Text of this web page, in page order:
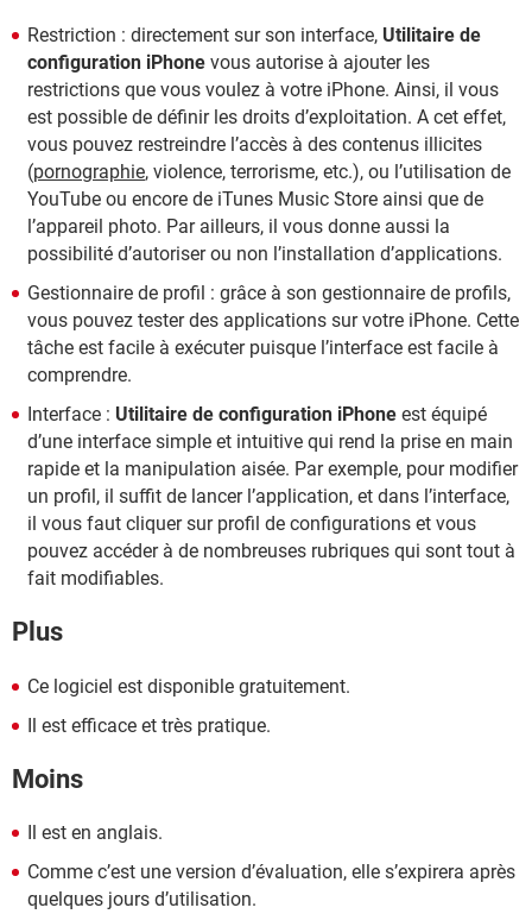
Restriction : directement sur son interface, Utilitaire de
configuration iPhone vous autorise à ajouter les
restrictions que vous voulez à votre iPhone. Ainsi, il vous
est possible de définir les droits d’exploitation. A cet effet,
vous pouvez restreindre l’accès à des contenus illicites
(pornographie, violence, terrorisme, etc.), ou l’utilisation de
YouTube ou encore de iTunes Music Store ainsi que de
l’appareil photo. Par ailleurs, il vous donne aussi la
possibilité d’autoriser ou non l’installation d’applications.
Gestionnaire de profil : grâce à son gestionnaire de profils,
vous pouvez tester des applications sur votre iPhone. Cette
tâche est facile à exécuter puisque l’interface est facile à
comprendre.
Interface : Utilitaire de configuration iPhone est équipé
d’une interface simple et intuitive qui rend la prise en main
rapide et la manipulation aisée. Par exemple, pour modifier
un profil, il suffit de lancer l’application, et dans l’interface,
il vous faut cliquer sur profil de configurations et vous
pouvez accéder à de nombreuses rubriques qui sont tout à
fait modifiables.
Plus
Ce logiciel est disponible gratuitement.
Il est efficace et très pratique.
Moins
Il est en anglais.
Comme c’est une version d’évaluation, elle s’expirera après
quelques jours d’utilisation.